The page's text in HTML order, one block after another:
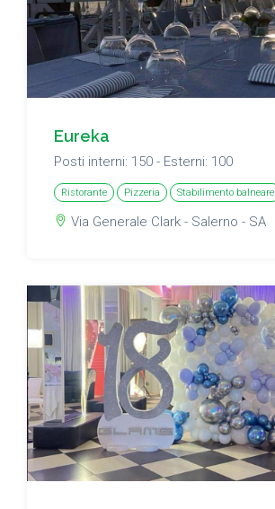
Eureka
Posti interni: 150 - Esterni: 100
Ristorante Pizzeria Stabilimento balneare
Via Generale Clark - Salerno - SA